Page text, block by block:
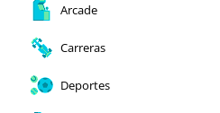
Arcade
Carreras
Deportes